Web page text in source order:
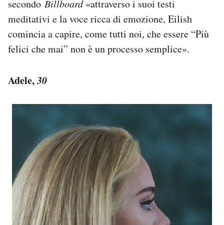
secondo Billboard«attraverso i suoi testi
meditativi e la voce ricca di emozione, Eilish
comincia a capire, come tutti noi, che essere “Più
felici che mai” non è un processo semplice».
Adele,30